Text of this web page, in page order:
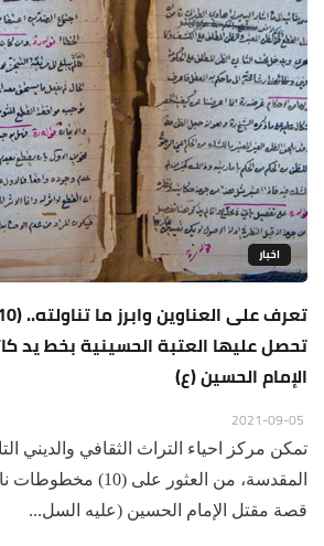
اخبار
تحصل عليها العتبة الحسينية بخط يد
الإمام الحسين (ع)
تمكن مركز احياء التراث الثقافي والديني
المقدسة، من العثور على
قصة مقتل الإمام الحسين (عليه السل...